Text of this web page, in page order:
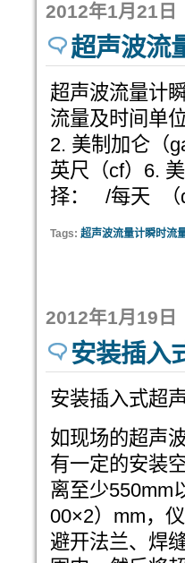
2012年1月21日
超声波流
超声波流量计
流量及时间单
2. 美制加仑（
英尺（cf）6.
择： /每天 （
Tags: 超声波流量计瞬时流
2012年1月19日
安装插入
安装插入式超
如现场的超声
有一定的安装
离至少550mm
00×2）mm，
避开法兰、焊